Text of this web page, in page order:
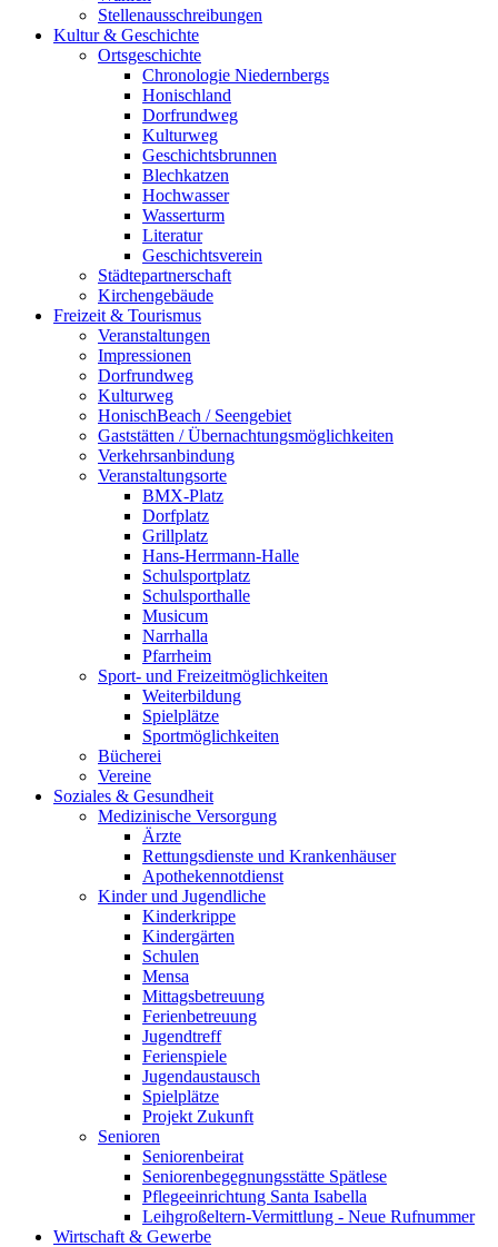
Stellenausschreibungen
Kultur & Geschichte
Ortsgeschichte
Chronologie Niedernbergs
Honischland
Dorfrundweg
Kulturweg
Geschichtsbrunnen
Blechkatzen
Hochwasser
Wasserturm
Literatur
Geschichtsverein
Städtepartnerschaft
Kirchengebäude
Freizeit & Tourismus
Veranstaltungen
Impressionen
Dorfrundweg
Kulturweg
HonischBeach / Seengebiet
Gaststätten / Übernachtungsmöglichkeiten
Verkehrsanbindung
Veranstaltungsorte
BMX-Platz
Dorfplatz
Grillplatz
Hans-Herrmann-Halle
Schulsportplatz
Schulsporthalle
Musicum
Narrhalla
Pfarrheim
Sport- und Freizeitmöglichkeiten
Weiterbildung
Spielplätze
Sportmöglichkeiten
Bücherei
Vereine
Soziales & Gesundheit
Medizinische Versorgung
Ärzte
Rettungsdienste und Krankenhäuser
Apothekennotdienst
Kinder und Jugendliche
Kinderkrippe
Kindergärten
Schulen
Mensa
Mittagsbetreuung
Ferienbetreuung
Jugendtreff
Ferienspiele
Jugendaustausch
Spielplätze
Projekt Zukunft
Senioren
Seniorenbeirat
Seniorenbegegnungsstätte Spätlese
Pflegeeinrichtung Santa Isabella
Leihgroßeltern-Vermittlung - Neue Rufnummer
Wirtschaft & Gewerbe